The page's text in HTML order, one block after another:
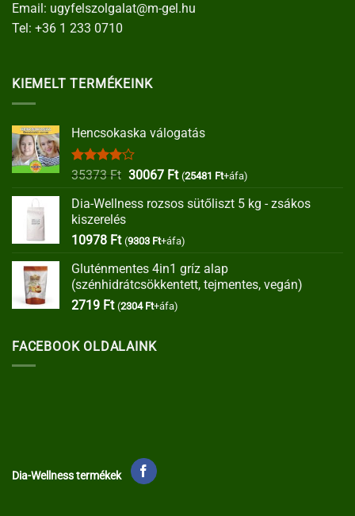
Email: ugyfelszolgalat@m-gel.hu
Tel: +36 1 233 0710
KIEMELT TERMÉKEINK
Hencsokaska válogatás
Értékelés:
35373Ft Original
was:
30067 FtCurrent
is:
(25481 Ft+áfa)
Dia-Wellness rozsos sütőliszt 5 kg - zsákos
kiszerelés
10978 Ft (9303 Ft+áfa)
Gluténmentes 4in1 gríz alap
(szénhidrátcsökkentett, tejmentes, vegán)
2719 Ft (2304 Ft+áfa)
FACEBOOK OLDALAINK
Dia-Wellness termékek